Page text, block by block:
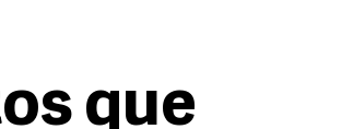
que